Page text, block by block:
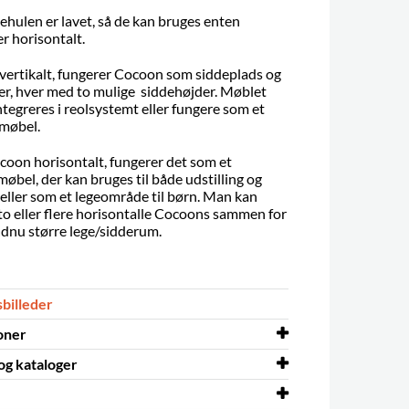
er lavet, så de kan bruges enten
horisontalt.
fungerer Cocoon som siddeplads og
hver med to mulige siddehøjder. Møblet
i reolsystemt eller fungere som et
horisontalt, fungerer det som et
der kan bruges til både udstilling og
som et legeområde til børn. Man kan
eller flere horisontalle Cocoons sammen for
større lege/sidderum.
ja
kataloger
kataloger Cocoon